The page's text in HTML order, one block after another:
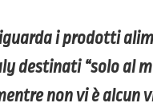
i prodotti
destinati “solo al
non vi è alcun